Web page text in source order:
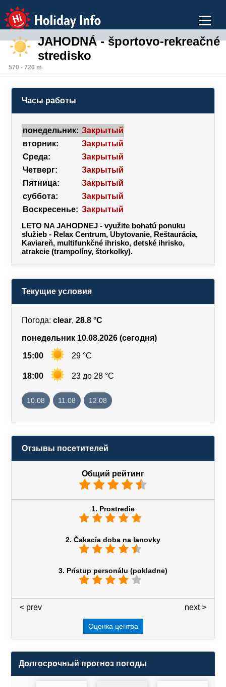
Holiday Info
JAHODNÁ - športovo-rekreačné
stredisko
570 - 720 m
Часы работы
понедельник: Закрытый
вторник:
Закрытый
Среда:
Закрытый
Четверг:
Закрытый
Пятница:
Закрытый
суббота:
Закрытый
Воскресенье: Закрытый
LETO NA JAHODNEJ - využite bohatú ponuku
služieb - Relax Centrum, Ubytovanie, Reštaurácia,
Kaviareň, multifunkčné ihrisko, detské ihrisko,
atrakcie (trampolíny, štorkolky).
Текущие условия
Погода: clear, 28.8 °C
понедельник 10.08.2026 (сегодня)
15:00 29 °C
18:00 23 до 28 °C
10.08 11.08 12.08
Отзывы посетителей
Общий рейтинг
1. Prostredie
2. Čakacia doba na lanovky
3. Prístup personálu (pokladne)
next >
< prev
Оценка центра
Долгосрочный прогноз погоды